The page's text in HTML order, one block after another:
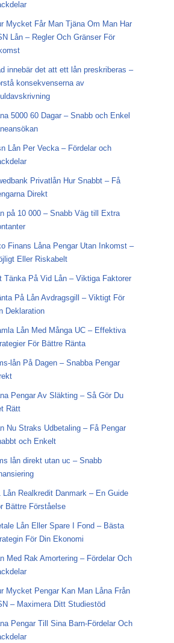
Mycket Får Man Tjäna Om Man Har
Lån – Regler Och Gränser För
innebär det att ett lån preskriberas –
konsekvenserna av
5000 60 Dagar – Snabb och Enkel
Lån Per Vecka – Fördelar och
Privatlån Hur Snabbt – Få
Direkt
på 10 000 – Snabb Väg till Extra
Finans Låna Pengar Utan Inkomst –
Eller Riskabelt
Tänka På Vid Lån – Viktiga Faktorer
På Lån Avdragsgill – Viktigt För
Deklaration
Lån Med Många UC – Effektiva
För Bättre Ränta
lån På Dagen – Snabba Pengar
Pengar Av Släkting – Så Gör Du
Rätt
Nu Straks Udbetaling – Få Pengar
och Enkelt
lån direkt utan uc – Snabb
Lån Realkredit Danmark – En Guide
Bättre Förståelse
Lån Eller Spare I Fond – Bästa
För Din Ekonomi
Med Rak Amortering – Fördelar Och
Mycket Pengar Kan Man Låna Från
– Maximera Ditt Studiestöd
Pengar Till Sina Barn-Fördelar Och